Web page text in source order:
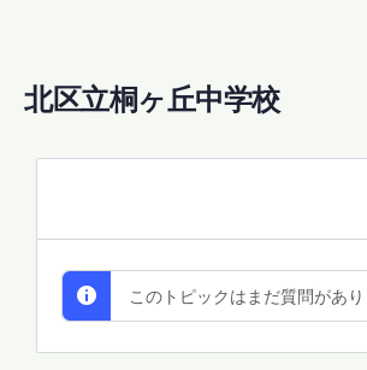
北区立桐ヶ丘中学校
このトピックはまだ質問があり